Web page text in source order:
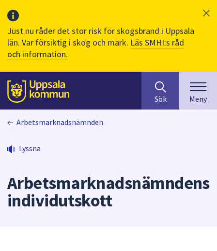
Just nu råder det stor risk för skogsbrand i Uppsala
län. Var försiktig i skog och mark. Läs SMHI:s råd
och information.
Till sidans
huvudinnehåll
efter
innehåll
på
i
Sök Meny
Arbetsmarknadsnämnden
Lyssna
Arbetsmarknadsnämndens
individutskott